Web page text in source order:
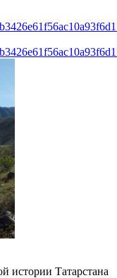
истории Татарстана